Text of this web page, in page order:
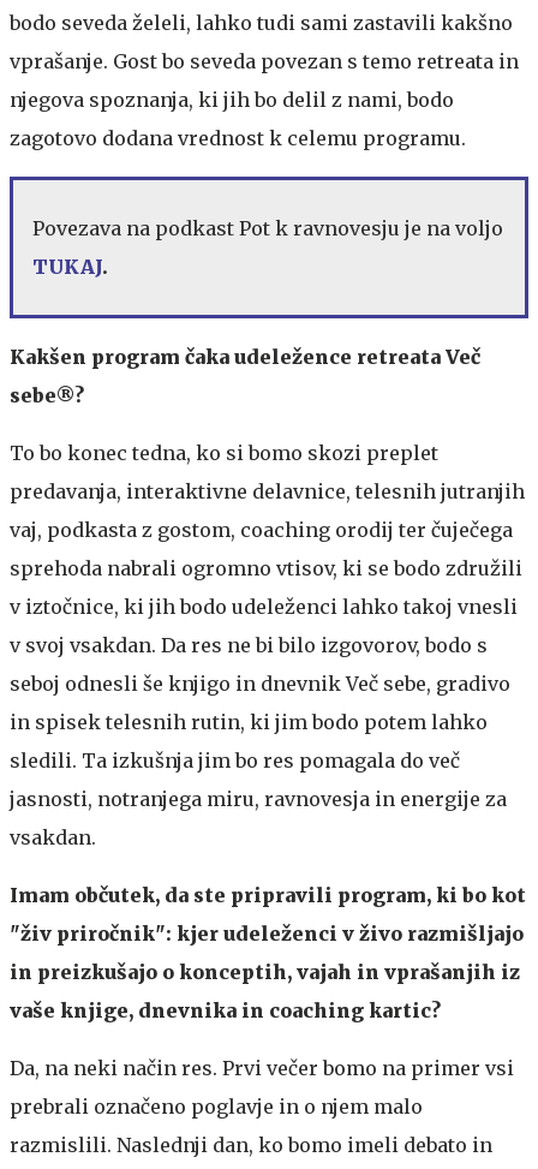
bodo seveda želeli, lahko tudi sami zastavili kakšno
vprašanje. Gost bo seveda povezan s temo retreata in
njegova spoznanja, ki jih bo delil z nami, bodo
zagotovo dodana vrednost k celemu programu.
Povezava na podkast Pot k ravnovesju je na voljo
TUKAJ.
Kakšen program čaka udeležence retreata Več
sebe®?
To bo konec tedna, ko si bomo skozi preplet
predavanja, interaktivne delavnice, telesnih jutranjih
vaj, podkasta z gostom, coaching orodij ter čuječega
sprehoda nabrali ogromno vtisov, ki se bodo združili
v iztočnice, ki jih bodo udeleženci lahko takoj vnesli
v svoj vsakdan. Da res ne bi bilo izgovorov, bodo s
seboj odnesli še knjigo in dnevnik Več sebe, gradivo
in spisek telesnih rutin, ki jim bodo potem lahko
sledili. Ta izkušnja jim bo res pomagala do več
jasnosti, notranjega miru, ravnovesja in energije za
vsakdan.
Imam občutek, da ste pripravili program, ki bo kot
"živ priročnik": kjer udeleženci v živo razmišljajo
in preizkušajo o konceptih, vajah in vprašanjih iz
vaše knjige, dnevnika in coaching kartic?
Da, na neki način res. Prvi večer bomo na primer vsi
prebrali označeno poglavje in o njem malo
razmislili. Naslednji dan, ko bomo imeli debato in